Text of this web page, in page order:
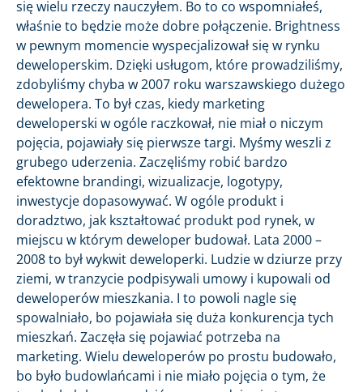
się wielu rzeczy nauczyłem. Bo to co wspomniałeś,
właśnie to będzie może dobre połączenie. Brightness
w pewnym momencie wyspecjalizował się w rynku
deweloperskim. Dzięki usługom, które prowadziliśmy,
zdobyliśmy chyba w 2007 roku warszawskiego dużego
dewelopera. To był czas, kiedy marketing
deweloperski w ogóle raczkował, nie miał o niczym
pojęcia, pojawiały się pierwsze targi. Myśmy weszli z
grubego uderzenia. Zaczęliśmy robić bardzo
efektowne brandingi, wizualizacje, logotypy,
inwestycje dopasowywać. W ogóle produkt i
doradztwo, jak kształtować produkt pod rynek, w
miejscu w którym deweloper budował. Lata 2000 –
2008 to był wykwit deweloperki. Ludzie w dziurze przy
ziemi, w tranzycie podpisywali umowy i kupowali od
deweloperów mieszkania. I to powoli nagle się
spowalniało, bo pojawiała się duża konkurencja tych
mieszkań. Zaczęła się pojawiać potrzeba na
marketing. Wielu deweloperów po prostu budowało,
bo było budowlańcami i nie miało pojęcia o tym, że